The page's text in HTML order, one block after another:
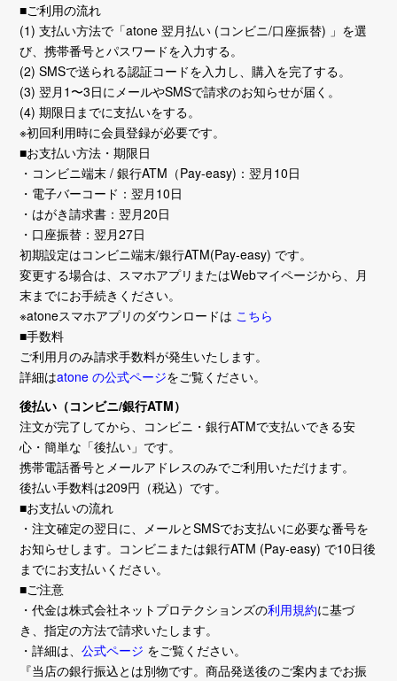
■ご利用の流れ
(1) 支払い方法で「atone 翌月払い (コンビニ/口座振替) 」を選
び、携帯番号とパスワードを入力する。
(2) SMSで送られる認証コードを入力し、購入を完了する。
(3) 翌月1〜3日にメールやSMSで請求のお知らせが届く。
(4) 期限日までに支払いをする。
※初回利用時に会員登録が必要です。
■お支払い方法・期限日
・コンビニ端末 / 銀行ATM（Pay-easy)：翌月10日
・電子バーコード：翌月10日
・はがき請求書：翌月20日
・口座振替：翌月27日
初期設定はコンビニ端末/銀行ATM(Pay-easy) です。
変更する場合は、スマホアプリまたはWebマイページから、月
末までにお手続きください。
※atoneスマホアプリのダウンロードは こちら
■手数料
ご利用月のみ請求手数料が発生いたします。
詳細はatone の公式ページをご覧ください。
後払い（コンビニ/銀行ATM）
注文が完了してから、コンビニ・銀行ATMで支払いできる安
心・簡単な「後払い」です。
携帯電話番号とメールアドレスのみでご利用いただけます。
後払い手数料は209円（税込）です。
■お支払いの流れ
・注文確定の翌日に、メールとSMSでお支払いに必要な番号を
お知らせします。コンビニまたは銀行ATM (Pay-easy) で10日後
までにお支払いください。
■ご注意
・代金は株式会社ネットプロテクションズの利用規約に基づ
き、指定の方法で請求いたします。
・詳細は、公式ページ をご覧ください。
『当店の銀行振込とは別物です。商品発送後のご案内までお振